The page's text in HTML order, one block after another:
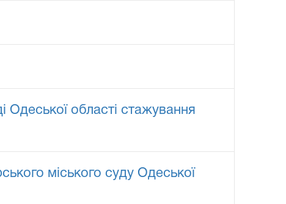
області стажування
міського суду Одеської